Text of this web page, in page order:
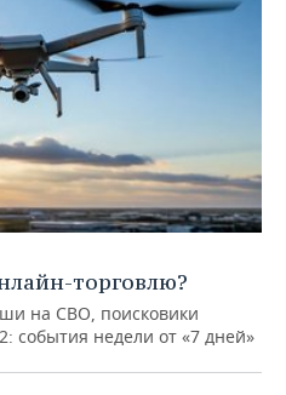
торговлю?
на СВО, поисковики
события недели от «7 дней»